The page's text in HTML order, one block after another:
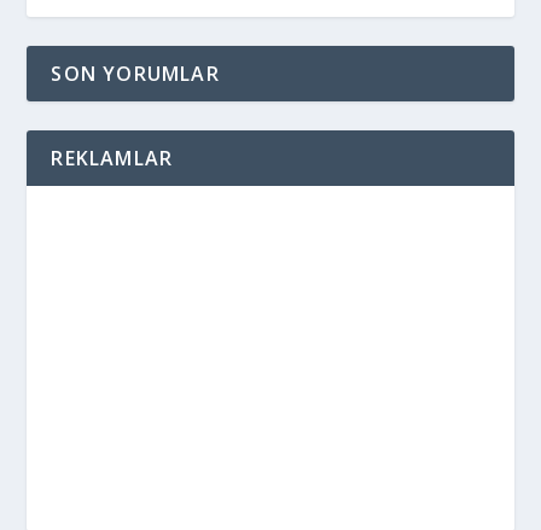
SON YORUMLAR
REKLAMLAR